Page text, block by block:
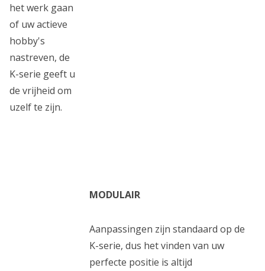
het werk gaan
of uw actieve
hobby's
nastreven, de
K-serie geeft u
de vrijheid om
uzelf te zijn.
MODULAIR
Aanpassingen zijn standaard op de
K-serie, dus het vinden van uw
perfecte positie is altijd